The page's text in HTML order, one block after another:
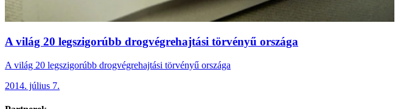
A világ 20 legszigorúbb drogvégrehajtási törvényű országa
A világ 20 legszigorúbb drogvégrehajtási törvényű országa
2014. július 7.